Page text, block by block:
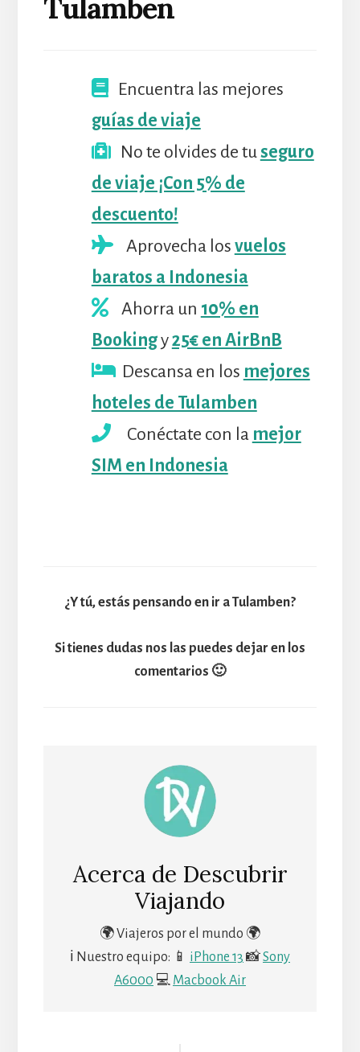
Tulamben
Encuentra las mejores
guías de viaje
No te olvides de tuseguro
de viaje ¡Con 5% de
descuento!
Aprovecha los vuelos
baratos a Indonesia
Ahorra un 10% en
Bookingy25€ en AirBnB
Descansa en los mejores
hoteles de Tulamben
Conéctate con la mejor
SIM en Indonesia
¿Y tú, estás pensando en ir a Tulamben?
Si tienes dudas nos las puedes dejar en los
comentarios 🙂
Acerca de Descubrir
Viajando
🌍 Viajeros por el mundo 🌍
ℹ Nuestro equipo: 📱 iPhone 13 📸Sony
A6000 💻 Macbook Air